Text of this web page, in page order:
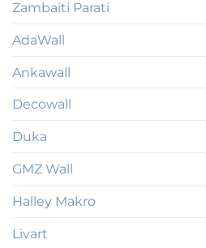
Zambaiti Parati
AdaWall
Ankawall
Decowall
Duka
GMZ Wall
Halley Makro
Livart